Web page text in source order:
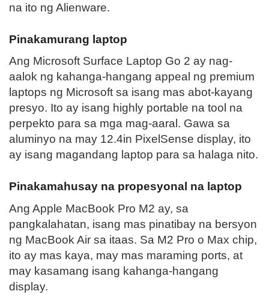
na ito ng Alienware.
Pinakamurang laptop
Ang Microsoft Surface Laptop Go 2 ay nag-
aalok ng kahanga-hangang appeal ng premium
laptops ng Microsoft sa isang mas abot-kayang
presyo. Ito ay isang highly portable na tool na
perpekto para sa mga mag-aaral. Gawa sa
aluminyo na may 12.4in PixelSense display, ito
ay isang magandang laptop para sa halaga nito.
Pinakamahusay na propesyonal na laptop
Ang Apple MacBook Pro M2 ay, sa
pangkalahatan, isang mas pinatibay na bersyon
ng MacBook Air sa itaas. Sa M2 Pro o Max chip,
ito ay mas kaya, may mas maraming ports, at
may kasamang isang kahanga-hangang
display.